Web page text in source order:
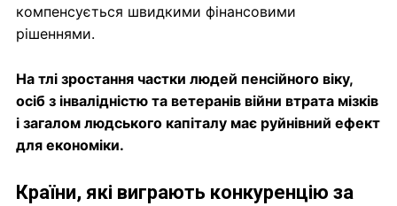
компенсується швидкими фінансовими
рішеннями.
На тлі зростання частки людей пенсійного віку,
осіб з інвалідністю та ветеранів війни втрата мізків
і загалом людського капіталу має руйнівний ефект
для економіки.
Країни, які виграють конкуренцію за